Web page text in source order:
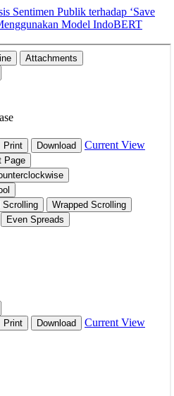
Sentimen Publik terhadap ‘Save
Model IndoBERT